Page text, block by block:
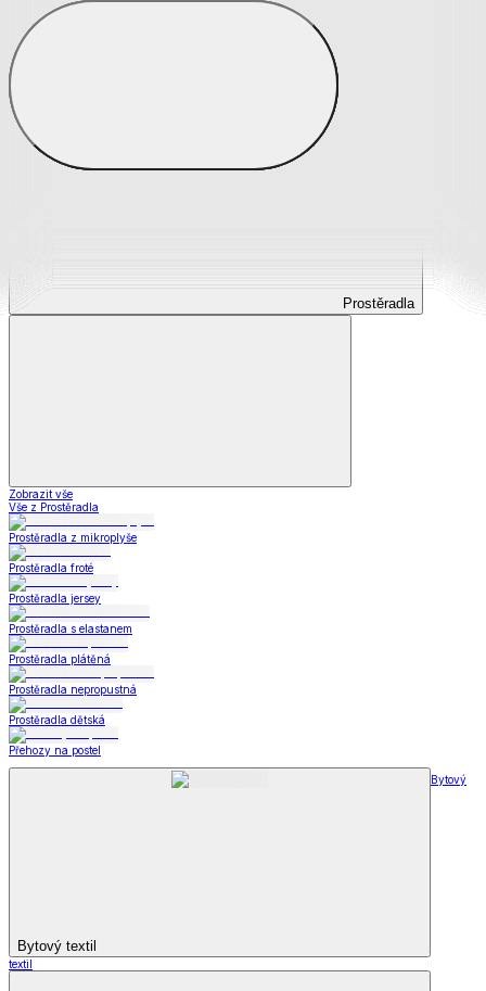
Prostěradla
Prostěradla
Zobrazit vše
Vše z Prostěradla
Prostěradla z mikroplyše
Prostěradla froté
Prostěradla jersey
Prostěradla s elastanem
Prostěradla plátěná
Prostěradla nepropustná
Prostěradla dětská
Přehozy na postel
Bytový textil
Bytový
textil